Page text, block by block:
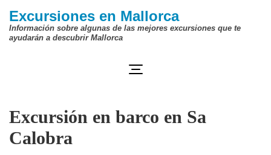
Saltar
contenido
Intro)
Excursiones en Mallorca
Información sobre algunas de las mejores excursiones que te
ayudarán a descubrir Mallorca
Excursión en barco en Sa
Calobra